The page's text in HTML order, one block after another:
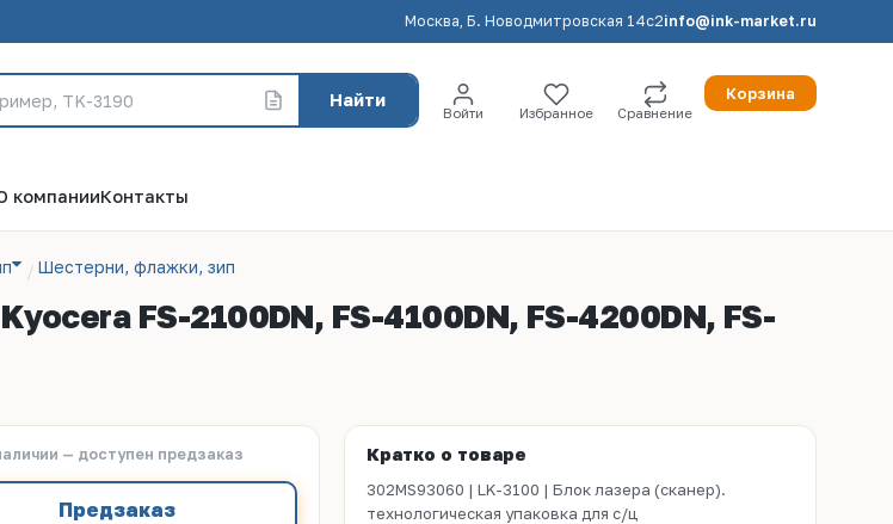
Москва, Б. Новодмитровская 14с2info@ink-market.ru
Найти
Войти Избранное Сравнение
Корзина
компанииКонтакты
Шестерни, флажки, зип
FS-2100DN, FS-4100DN, FS-4200DN, FS-
— доступен предзаказ
Предзаказ
Кратко о товаре
302MS93060 | LK-3100 | Блок лазера (сканер).
технологическая упаковка для с/ц